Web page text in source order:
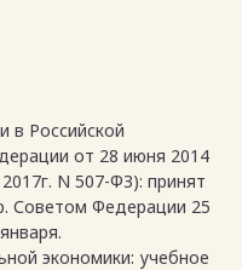
внешних
кейнсианскую,
покупки
в Российской
от 28 июня 2014
N 507-ФЗ): принят
Советом Федерации 25
экономики: учебное